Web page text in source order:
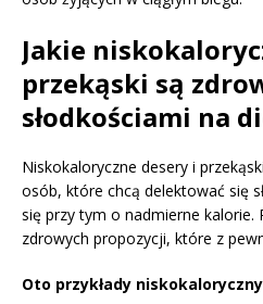
Jakie
przekąski są
słodkościami na
Niskokaloryczne desery i
osób, które chcą delektować się
się przy tym o nadmierne kalorie.
zdrowych propozycji, które z
Oto przykłady